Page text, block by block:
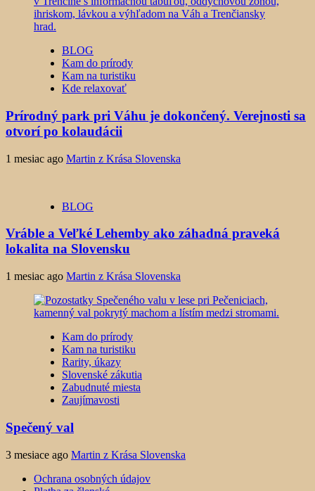
BLOG
Kam do prírody
Kam na turistiku
Kde relaxovať
Prírodný park pri Váhu je dokončený. Verejnosti sa
otvorí po kolaudácii
1 mesiac ago Martin z Krása Slovenska
BLOG
Vráble a Veľké Lehemby ako záhadná praveká
lokalita na Slovensku
1 mesiac ago Martin z Krása Slovenska
Kam do prírody
Kam na turistiku
Rarity, úkazy
Slovenské zákutia
Zabudnuté miesta
Zaujímavosti
Spečený val
3 mesiace ago Martin z Krása Slovenska
Ochrana osobných údajov